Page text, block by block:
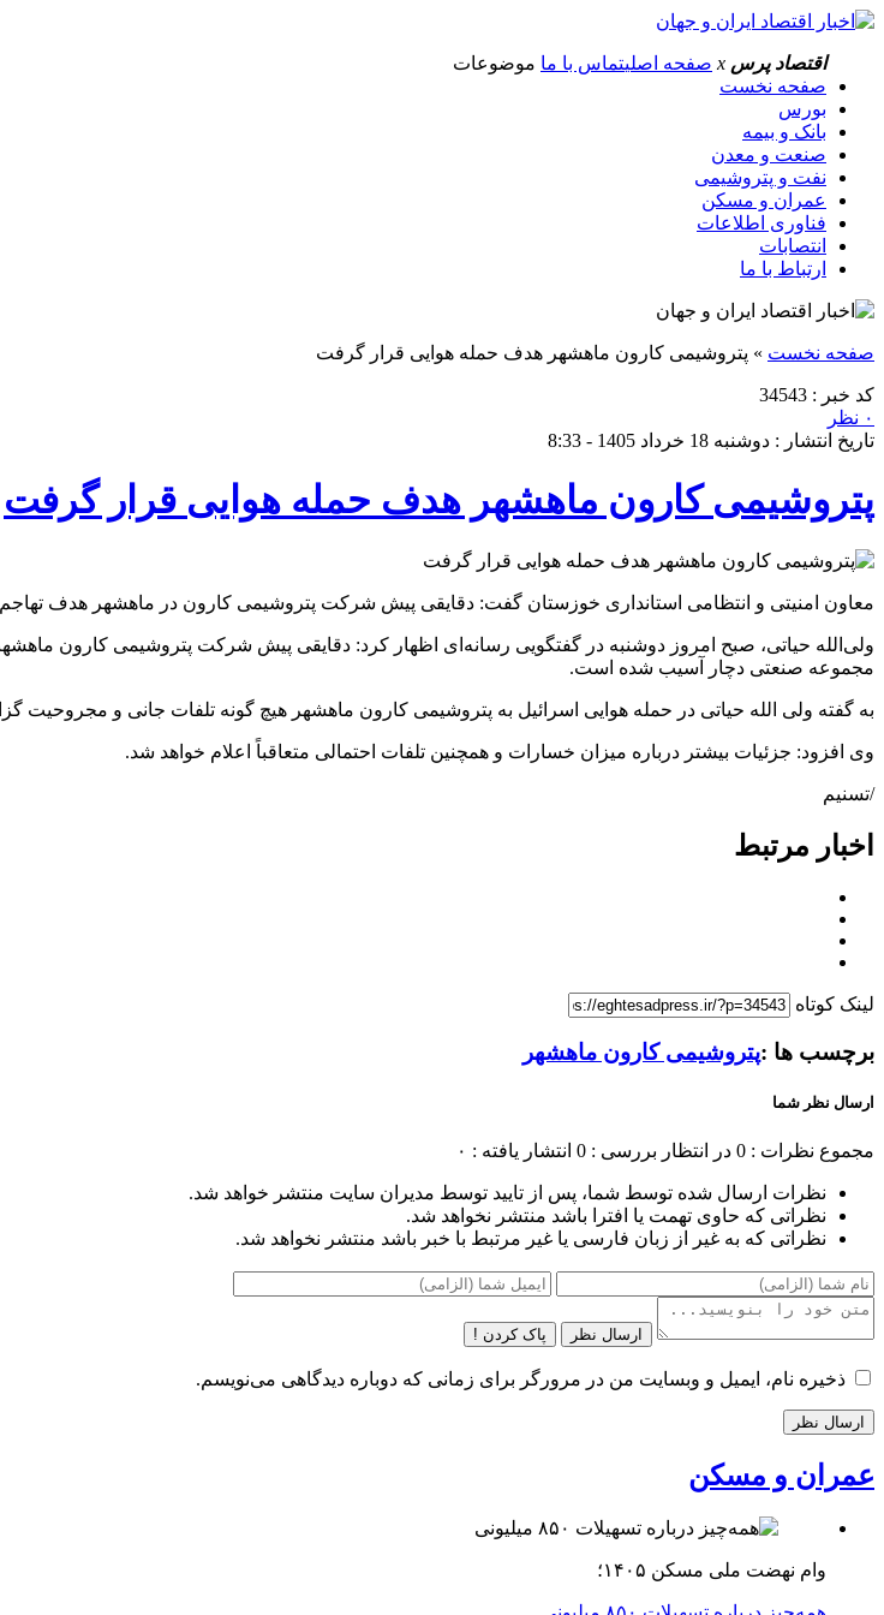
اقتصاد پرس x صفحه اصلیتماس با ما موضوعات
صفحه نخست
بورس
بانک و بیمه
صنعت و معدن
نفت و پتروشیمی
عمران و مسکن
فناوری اطلاعات
انتصابات
ارتباط با ما
صفحه نخست » پتروشیمی کارون ماهشهر هدف حمله هوایی قرار گرفت
کد خبر : 34543
۰ نظر
تاریخ انتشار : دوشنبه 18 خرداد 1405 - 8:33
پتروشیمی کارون ماهشهر هدف حمله هوایی قرار گرفت
معاون امنیتی و انتظامی استانداری خوزستان گفت: دقایقی پیش شرکت پتروشیمی کارون در ماهشهر هدف
ولی‌الله حیاتی، صبح امروز دوشنبه در گفتگویی رسانه‌ای اظهار کرد: دقایقی پیش شرکت پتروشیمی کارون
مجموعه صنعتی دچار آسیب شده است.
به گفته ولی الله حیاتی در حمله هوایی اسرائیل به پتروشیمی کارون ماهشهر هیچ گونه تلفات جانی و
وی افزود: جزئیات بیشتر درباره میزان خسارات و همچنین تلفات احتمالی متعاقباً اعلام خواهد شد.
/تسنیم
اخبار مرتبط
لینک کوتاه
برچسب ها :پتروشیمی کارون ماهشهر
ارسال نظر شما
مجموع نظرات : 0 در انتظار بررسی : 0 انتشار یافته : ۰
نظرات ارسال شده توسط شما، پس از تایید توسط مدیران سایت منتشر خواهد شد.
نظراتی که حاوی تهمت یا افترا باشد منتشر نخواهد شد.
نظراتی که به غیر از زبان فارسی یا غیر مرتبط با خبر باشد منتشر نخواهد شد.
ارسال نظر پاک کردن !
ذخیره نام، ایمیل و وبسایت من در مرورگر برای زمانی که دوباره دیدگاهی می‌نویسم.
عمران و مسکن
وام نهضت ملی مسکن ۱۴۰۵؛